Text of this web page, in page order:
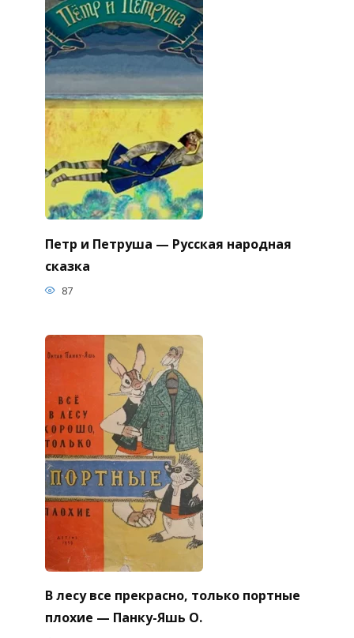
Петр и Петруша — Русская народная
сказка
87
В лесу все прекрасно, только портные
плохие — Панку-Яшь О.